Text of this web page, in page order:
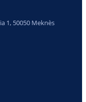
1, 50050 Meknès